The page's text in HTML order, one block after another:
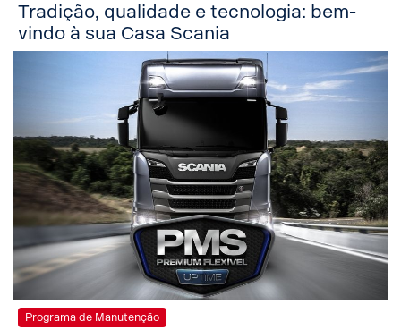
Tradição, qualidade e tecnologia: bem-
vindo à sua Casa Scania
Programa de Manutenção